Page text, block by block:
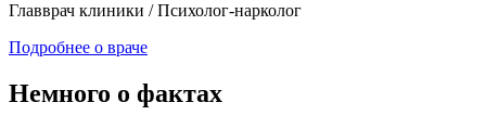
Главврач клиники / Психолог-нарколог
Подробнее о враче
Немного о фактах